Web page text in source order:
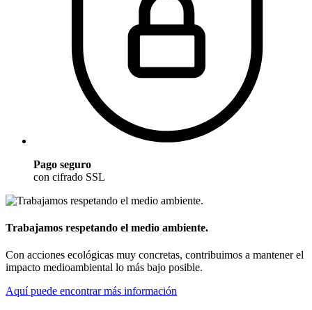
Pago seguro
con cifrado SSL
Trabajamos respetando el medio ambiente.
Con acciones ecológicas muy concretas, contribuimos a mantener el
impacto medioambiental lo más bajo posible.
Aquí puede encontrar más información